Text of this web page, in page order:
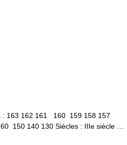
: 163 162 161 160 159 158 157
150 140 130 Siècles : IIIe siècle …